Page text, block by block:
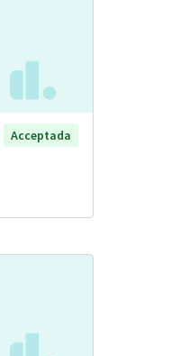
Acceptada